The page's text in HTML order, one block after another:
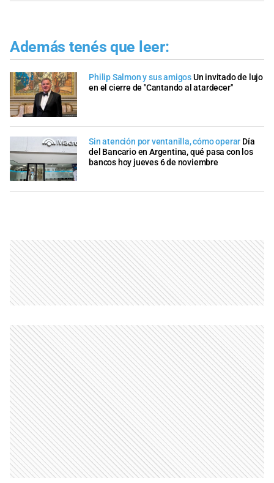
Además tenés que leer:
Philip Salmon y sus amigosUn invitado de lujo
en el cierre de "Cantando al atardecer"
Sin atención por ventanilla, cómo operar Día
del Bancario en Argentina, qué pasa con los
bancos hoy jueves 6 de noviembre